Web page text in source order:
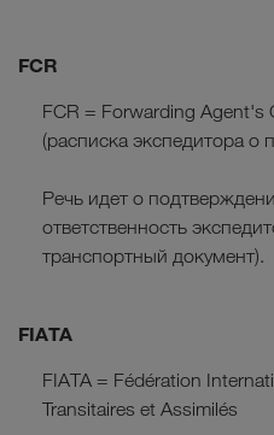
FCR
FCR = Forwarding Agent's
(расписка экспедитора о
Речь идет о
ответственность
транспортный документ).
FIATA
FIATA = Fédération
Transitaires et Assimilés